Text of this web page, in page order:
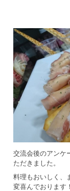
交流会後のアンケ
ただきました。
料理もおいしく、
変喜んでおります！